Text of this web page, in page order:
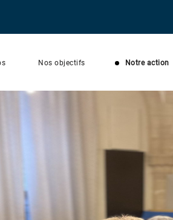
Nos objectifs Notre action